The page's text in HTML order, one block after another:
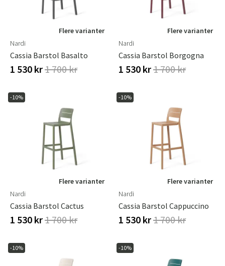
Flere varianter
Nardi
Cassia Barstol Basalto
1 530 kr1 700 kr
Flere varianter
Nardi
Cassia Barstol Borgogna
1 530 kr1 700 kr
-10%
Flere varianter
Nardi
Cassia Barstol Cactus
1 530 kr1 700 kr
-10%
Flere varianter
Nardi
Cassia Barstol Cappuccino
1 530 kr1 700 kr
-10% -10%